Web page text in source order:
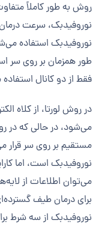
روش به طور کاملاً
نوروفیدبک، سرعت
طور همزمان بر روی سر
فقط از دو کانال
در روش لورتا، از کلاه
می‌شود، در حالی که در
مستقیم بر روی سر قرار
نوروفیدبک است، اما
می‌توان اطلاعات از
برای درمان طیف
نوروفیدبک از سه شرط